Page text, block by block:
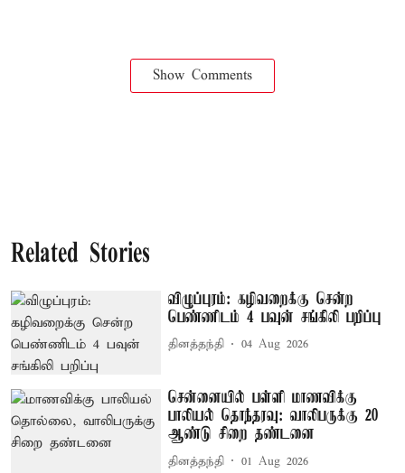
Show Comments
Related Stories
விழுப்புரம்: கழிவறைக்கு சென்ற
பெண்ணிடம் 4 பவுன் சங்கிலி பறிப்பு
தினத்தந்தி 04 Aug 2026
சென்னையில் பள்ளி மாணவிக்கு
பாலியல் தொந்தரவு: வாலிபருக்கு 20
ஆண்டு சிறை தண்டனை
தினத்தந்தி 01 Aug 2026